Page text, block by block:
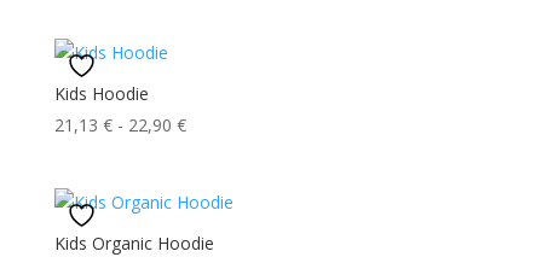
Kids Hoodie
21,13 € - 22,90 €Fascia
da
21,13 €
Kids Organic Hoodie